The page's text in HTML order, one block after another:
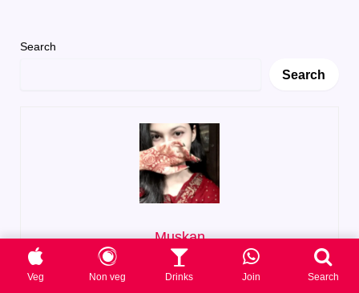
Search
Search
Muskan
Muskan loves cooking with a desi twist!She shares
Veg Non veg Drinks Join Search